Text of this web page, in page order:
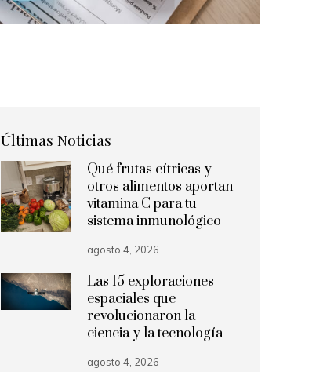
Últimas Noticias
Qué frutas cítricas y
otros alimentos aportan
vitamina C para tu
sistema inmunológico
agosto 4, 2026
Las 15 exploraciones
espaciales que
revolucionaron la
ciencia y la tecnología
agosto 4, 2026